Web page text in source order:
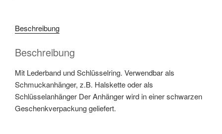
Beschreibung
Beschreibung
Mit Lederband und Schlüsselring. Verwendbar als
Schmuckanhänger, z.B. Halskette oder als
Schlüsselanhänger Der Anhänger wird in einer schwarzen
Geschenkverpackung geliefert.